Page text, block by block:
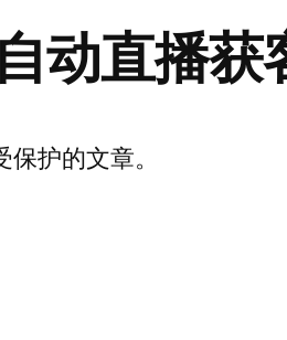
动直播获
护的文章。